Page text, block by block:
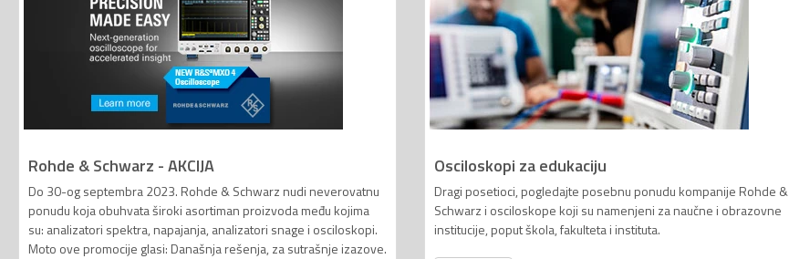
Rohde & Schwarz - AKCIJA
Do 30-og septembra 2023. Rohde & Schwarz nudi neverovatnu
ponudu koja obuhvata široki asortiman proizvoda među kojima
su: analizatori spektra, napajanja, analizatori snage i osciloskopi.
Moto ove promocije glasi: Današnja rešenja, za sutrašnje izazove.
Osciloskopi za edukaciju
Dragi posetioci, pogledajte posebnu ponudu kompanije Rohde &
Schwarz i osciloskope koji su namenjeni za naučne i obrazovne
institucije, poput škola, fakulteta i instituta.